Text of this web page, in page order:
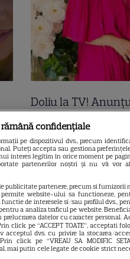
Doliu la TV!
dimineții a venit
frânge inimi! A
prezentatoarea
zile ne-a adus știri
Litoral
rămână confidențiale
pe dispozitivul dvs., precum
Puteți accepta sau gestiona
interes legitim în orice moment pe
partenerilor noștri și nu vă vor
publicitate partenere, precum si furnizorii
website-ului sa functioneze,
de interesele si/sau profilul dvs.,
a analiza traficul pe website.
datelor cu caracter personal.
click pe “ACCEPT TOATE”, acceptati
dvs. cu privire la stocarea/
click pe “VREAU SA MODIFIC
mai putin cele legate de cookie strict